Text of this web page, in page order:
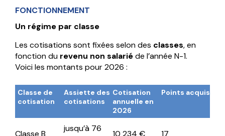
FONCTIONNEMENT
Un régime par classe
Les cotisations sont fixées selon des classes, en
fonction du revenu non salariéde l’année N-1.
Voici les montants pour 2026 :
Classe de
cotisation
Assiette des
cotisations
Cotisation
annuelle en
2026
Points acquis
Classe B
jusqu’à 76
10 234 € 17